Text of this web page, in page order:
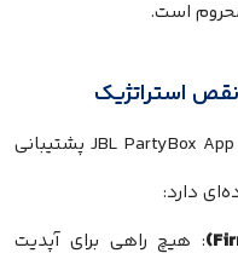
است.
استراتژیک
PartyBox 300 از اپلیکیشن اختصاصی JBL PartyBox App پشتیبانی
دارد:
: هیچ راهی برای آپدیت